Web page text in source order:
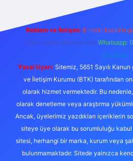
Reklam ve İletişim: E-mail:
forumhizmeti@gmail.com Whatsapp:
@karabul
Yasal Uyarı: Sitemiz, 5651 Sayılı
ve İletişim Kurumu (BTK) tarafından
olarak hizmet vermektedir. Bu
olarak denetleme veya araştırma
Ancak, üyelerimiz yazdıkları içeriklerin
siteye üye olarak bu sorumluluğu kabul
sitesi, herhangi bir marka, kurum veya
bulunmamaktadır. Sitede yalnızca